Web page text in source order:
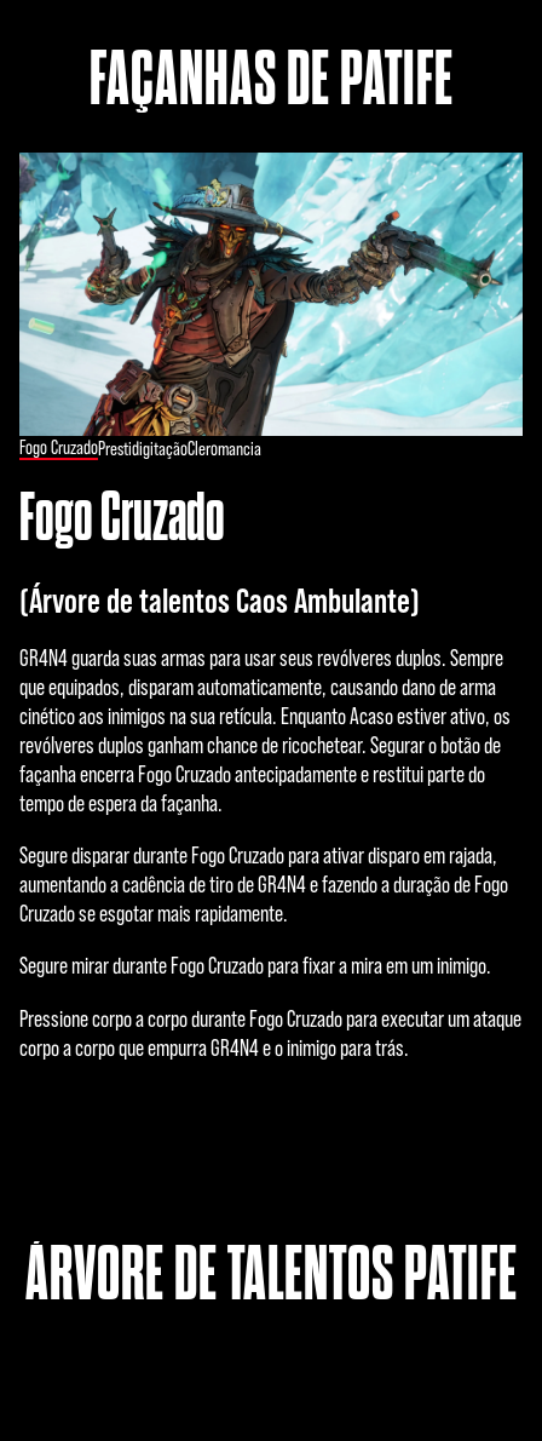
FAÇANHAS DE PATIFE
Fogo CruzadoPrestidigitaçãoCleromancia
Fogo Cruzado
(Árvore de talentos Caos Ambulante)
GR4N4 guarda suas armas para usar seus revólveres duplos. Sempre
que equipados, disparam automaticamente, causando dano de arma
cinético aos inimigos na sua retícula. Enquanto Acaso estiver ativo, os
revólveres duplos ganham chance de ricochetear. Segurar o botão de
façanha encerra Fogo Cruzado antecipadamente e restitui parte do
tempo de espera da façanha.
Segure disparar durante Fogo Cruzado para ativar disparo em rajada,
aumentando a cadência de tiro de GR4N4 e fazendo a duração de Fogo
Cruzado se esgotar mais rapidamente.
Segure mirar durante Fogo Cruzado para fixar a mira em um inimigo.
Pressione corpo a corpo durante Fogo Cruzado para executar um ataque
corpo a corpo que empurra GR4N4 e o inimigo para trás.
ÁRVORE DE TALENTOS PATIFE